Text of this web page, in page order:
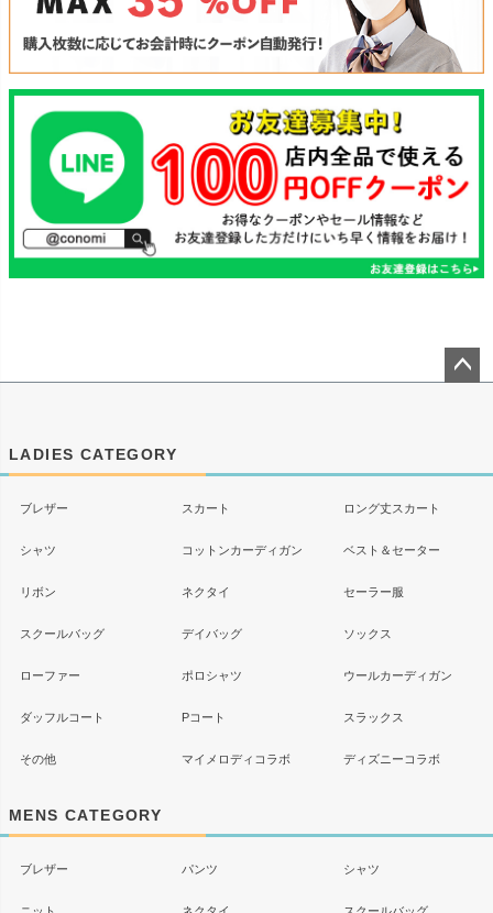
LADIES CATEGORY
ブレザー スカート ロング丈スカート
シャツ コットンカーディガン ベスト＆セーター
リボン ネクタイ セーラー服
スクールバッグ デイバッグ ソックス
ローファー ポロシャツ ウールカーディガン
ダッフルコート Pコート スラックス
その他 マイメロディコラボ ディズニーコラボ
MENS CATEGORY
ブレザー パンツ シャツ